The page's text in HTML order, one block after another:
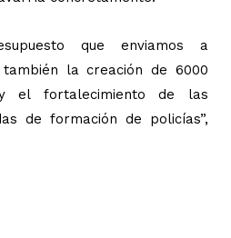
que enviamos a
la creación de 6000
el fortalecimiento de las
de formación de policías”,